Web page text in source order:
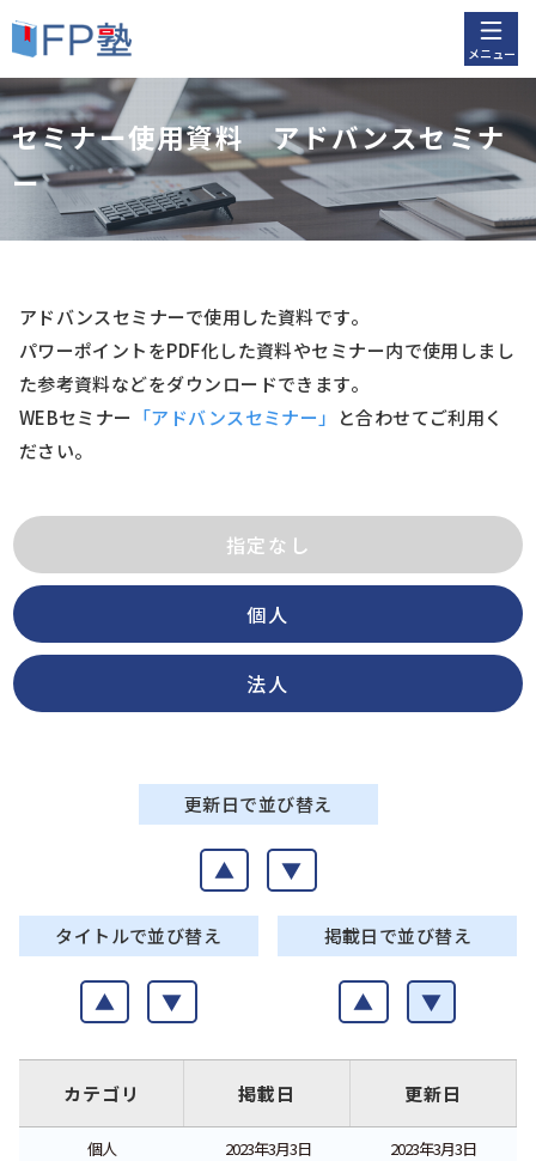
メニュー
セミナー使用資料 アドバンスセミナ
ー
アドバンスセミナーで使用した資料です。
パワーポイントをPDF化した資料やセミナー内で使用しまし
た参考資料などをダウンロードできます。
WEBセミナー 「アドバンスセミナー」
と合わせてご利用く
ださい。
指定なし
個人
法人
更新日で並び替え
▲ ▼
タイトルで並び替え
▲ ▼
掲載日で並び替え
▲ ▼
カテゴリ 掲載日 更新日
個人 2023年3月3日 2023年3月3日